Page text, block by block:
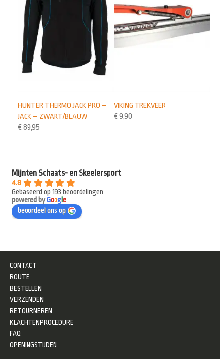
VIKING TREKVEER
€ 9,90
HUNTER THERMO JACK PRO –
JACK – ZWART/BLAUW
€ 89,95
Mijnten Schaats- en Skeelersport
4.8
Gebaseerd op 193 beoordelingen
powered byGooge
beoordeel ons op
CONTACT
ROUTE
BESTELLEN
VERZENDEN
RETOURNEREN
KLACHTENPROCEDURE
FAQ
OPENINGSTIJDEN